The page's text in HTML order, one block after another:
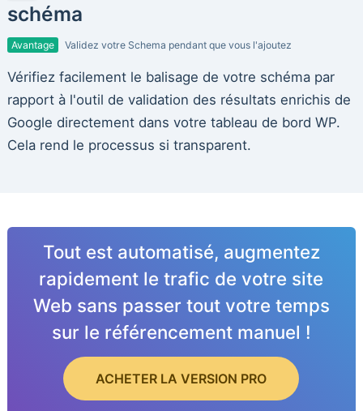
schéma
Avantage Validez votre Schema pendant que vous l'ajoutez
Vérifiez facilement le balisage de votre schéma par
rapport à l'outil de validation des résultats enrichis de
Google directement dans votre tableau de bord WP.
Cela rend le processus si transparent.
Tout est automatisé, augmentez
rapidement le trafic de votre site
Web sans passer tout votre temps
sur le référencement manuel !
ACHETER LA VERSION PRO